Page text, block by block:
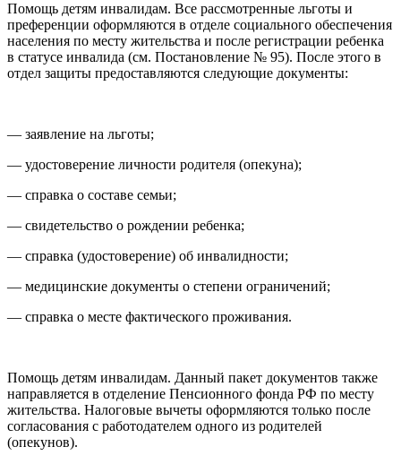
Помощь детям инвалидам. Все рассмотренные льготы и
преференции оформляются в отделе социального обеспечения
населения по месту жительства и после регистрации ребенка
в статусе инвалида (см. Постановление № 95). После этого в
отдел защиты предоставляются следующие документы:
— заявление на льготы;
— удостоверение личности родителя (опекуна);
— справка о составе семьи;
— свидетельство о рождении ребенка;
— справка (удостоверение) об инвалидности;
— медицинские документы о степени ограничений;
— справка о месте фактического проживания.
Помощь детям инвалидам. Данный пакет документов также
направляется в отделение Пенсионного фонда РФ по месту
жительства. Налоговые вычеты оформляются только после
согласования с работодателем одного из родителей
(опекунов).